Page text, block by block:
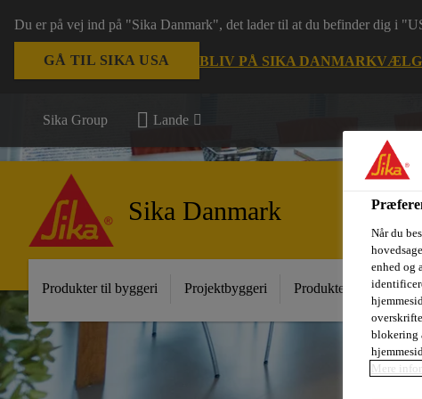
Du er på vej ind på "Sika Danmark", det lader til at du befinder dig i
GÅ TIL SIKA USA BLIV PÅ SIKA DANMARKVÆLG
Sika Group Lande
Sika Danmark
Produkter til byggeri Projektbyggeri Produkter til industri
Når du
enhed og
blokering
Mere